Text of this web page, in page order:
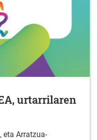
urtarrilaren
eta Arratzua-